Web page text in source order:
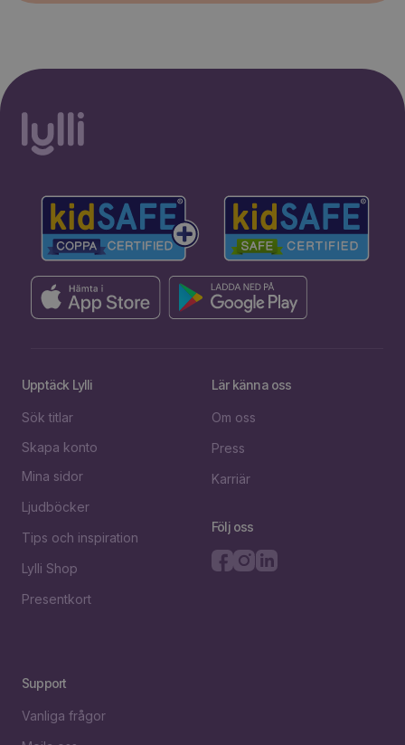
Upptäck Lylli
Sök titlar
Skapa konto
Mina sidor
Ljudböcker
Tips och inspiration
Lylli Shop
Presentkort
Lär känna oss
Om oss
Press
Karriär
Följ oss
Support
Vanliga frågor